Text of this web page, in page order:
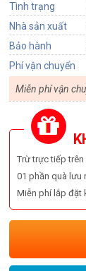
Tình trạng
Nhà sản xuất
Bảo hành
Phí vận chuyển
Miễn phí vận
Trừ trực tiếp
01 phần quà lưu
Miễn phí lắp đặt